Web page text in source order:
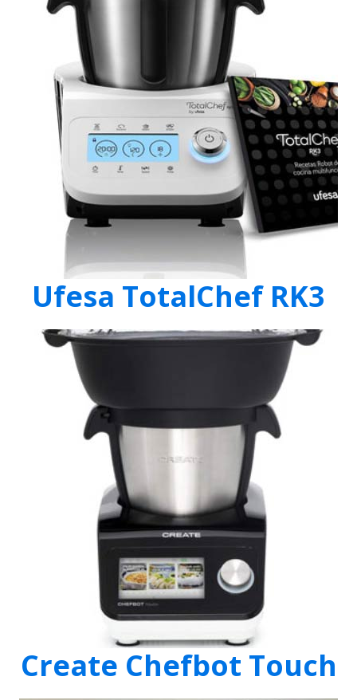
Ufesa TotalChef RK3
Create Chefbot Touch